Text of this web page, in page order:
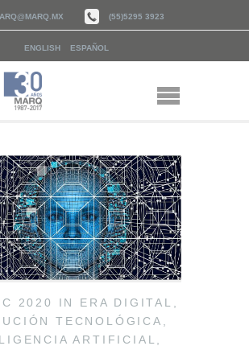
(55)5295 3923
ENGLISH ESPAÑOL
2020 IN ERA DIGITAL
TECNOLÓGICA
ARTIFICIAL